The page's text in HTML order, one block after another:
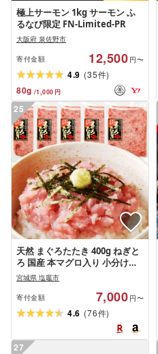
極上サーモン 1kg サーモン ふ
るなび限定 FN-Limited-PR
大阪府 泉佐野市
寄付金額 12,500 円〜
4.9 (35件)
80g /1,000 円
25
天然 まぐろたたき 400g ねぎと
ろ 国産 本マグロ入り 小分け
80g×5パック 目利きの武田シリ
ーズ ヤマコ武田商店 宮城県 塩
竈市
宮城県 塩竈市
寄付金額 7,000 円〜
4.6 (76件)
27